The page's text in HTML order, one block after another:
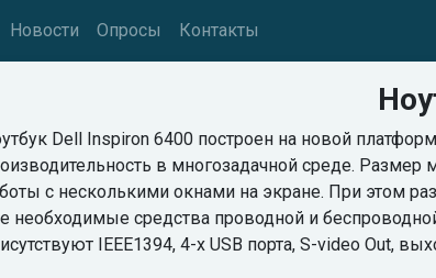
Новости Опросы Контакты
Dell Inspiron 6400 построен на новой
в многозадачной среде.
с несколькими окнами на экране. При этом
необходимые средства проводной и
IEEE1394, 4-х USB порта, S-video Out,